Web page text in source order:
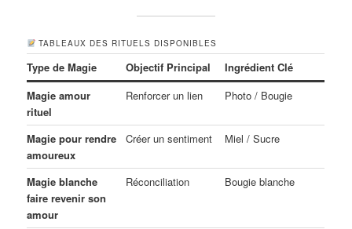
TABLEAUX DES RITUELS DISPONIBLES
Type de Magie Objectif Principal
Ingrédient Clé
Magie amour
rituel
Renforcer un lien Photo / Bougie
Magie pour rendre
amoureux
Créer un sentiment Miel / Sucre
Magie blanche
faire revenir son
amour
Réconciliation Bougie blanche